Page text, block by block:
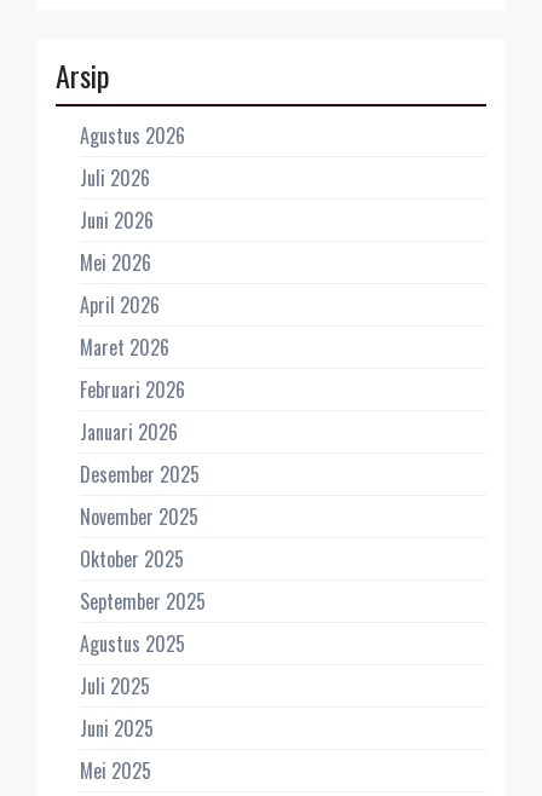
Arsip
Agustus 2026
Juli 2026
Juni 2026
Mei 2026
April 2026
Maret 2026
Februari 2026
Januari 2026
Desember 2025
November 2025
Oktober 2025
September 2025
Agustus 2025
Juli 2025
Juni 2025
Mei 2025